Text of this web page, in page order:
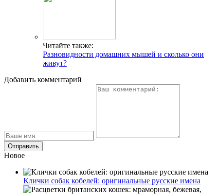
Читайте также:
Разновидности домашних мышей и сколько они
живут?
Добавить комментарий
Новое
Клички собак кобелей: оригинальные русские имена